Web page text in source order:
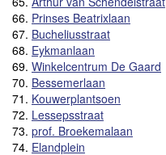
66. Prinses Beatrixlaan
67. Bucheliusstraat
68. Eykmanlaan
69. Winkelcentrum De Gaard
70. Bessemerlaan
71. Kouwerplantsoen
72. Lessepsstraat
73. prof. Broekemalaan
74. Elandplein